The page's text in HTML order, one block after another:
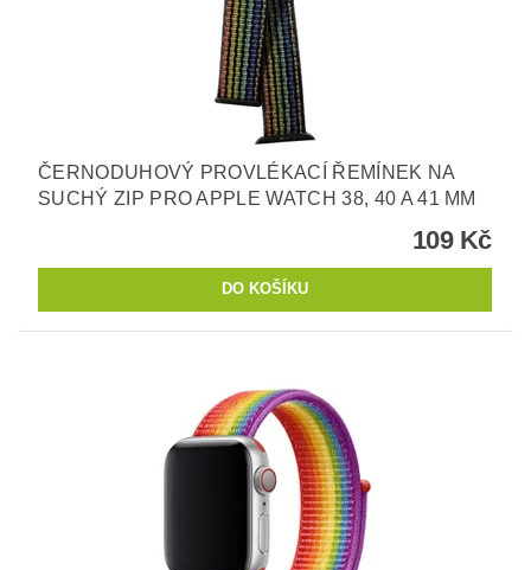
ČERNODUHOVÝ PROVLÉKACÍ ŘEMÍNEK NA
SUCHÝ ZIP PRO APPLE WATCH 38, 40 A 41 MM
109 Kč